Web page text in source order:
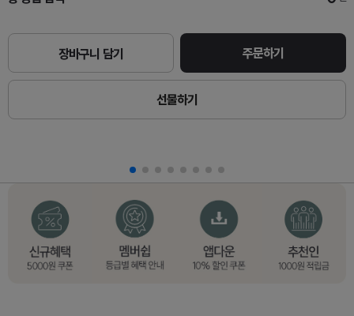
장바구니 담기 주문하기
선물하기